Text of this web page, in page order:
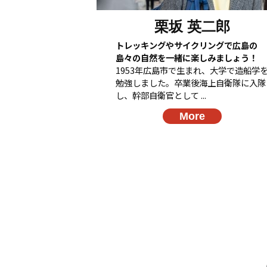
栗坂 英二郎
トレッキングやサイクリングで広島の
島々の自然を一緒に楽しみましょう！
1953年広島市で生まれ、大学で造船学
勉強しました。卒業後海上自衛隊に入隊
し、幹部自衛官として ...
More